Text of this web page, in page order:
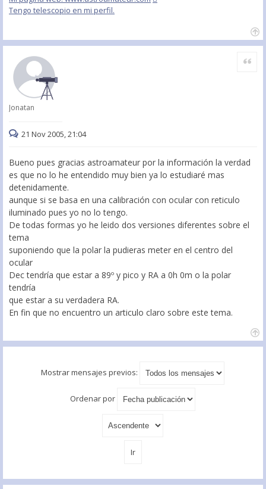
Tengo telescopio en mi perfil.
Jonatan
Citar
21 Nov 2005, 21:04
Bueno pues gracias astroamateur por la información la verdad
es que no lo he entendido muy bien ya lo estudiaré mas
detenidamente.
aunque si se basa en una calibración con ocular con reticulo
iluminado pues yo no lo tengo.
De todas formas yo he leido dos versiones diferentes sobre el
tema
suponiendo que la polar la pudieras meter en el centro del
ocular
Dec tendría que estar a 89º y pico y RA a 0h 0m o la polar
tendría
que estar a su verdadera RA.
En fin que no encuentro un articulo claro sobre este tema.
Mostrar mensajes previos:
Ordenar por